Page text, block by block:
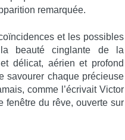
remarquée.
et les possibles
beauté cinglante de la
délicat, aérien et profond
savourer chaque précieuse
comme l’écrivait Victor
fenêtre du rêve, ouverte sur